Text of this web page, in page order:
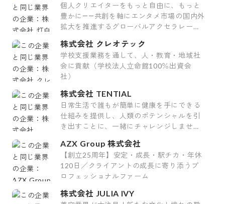
個人クリエイターをもっと自由に、もっと
豊かに――共創を軸にエンタメ市場の国内外
拡大を推進するグローバルアクセラレータ
株式会社 クレオテック
学校支援業務を通して、人・教育・地域社
会に貢献（学校法人立命館100％出資会
社）
株式会社 TENTIAL
日常生活で誰もが簡単に健康を手にできる
仕組みを提供し、人類のポテンシャルを引
き出すことに、一緒にチャレンジしません
AZX Group 株式会社
【創立25周年】安定・成長・駅チカ・年休
120日／クライアントの成長に寄り添うプ
ロフェッショナルファーム
株式会社 JULIA IVY